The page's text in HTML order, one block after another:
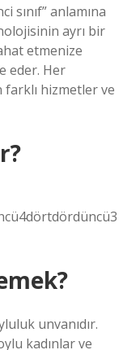
sınıf” anlamına
ayrı bir
etmenize
eder. Her
farklı hizmetler ve
unvanıdır.
kadınlar ve